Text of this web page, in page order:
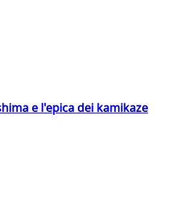
e l'epica dei kamikaze